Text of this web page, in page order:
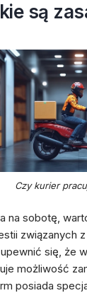
są
Czy kurier
na sobotę,
związanych
się, że
możliwość
posiada